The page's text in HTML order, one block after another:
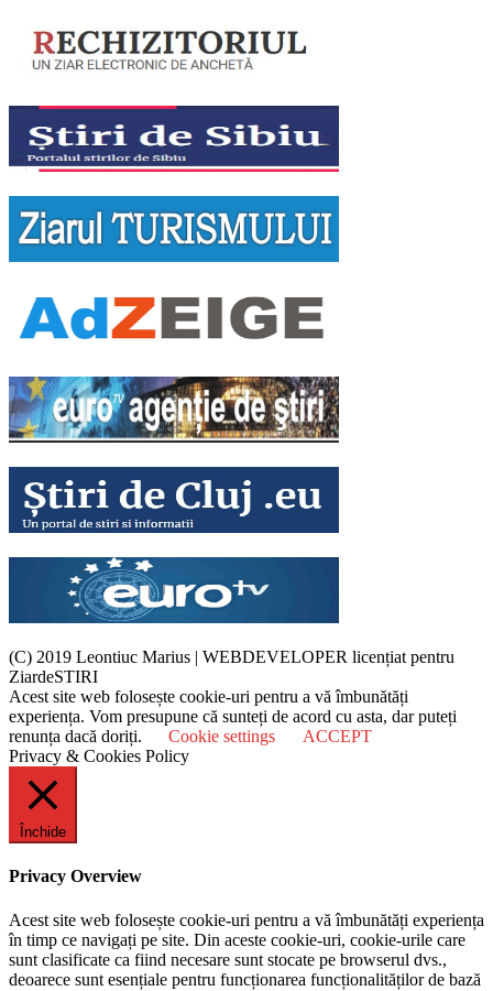
(C) 2019 Leontiuc Marius | WEBDEVELOPER licențiat pentru
ZiardeSTIRI
Acest site web folosește cookie-uri pentru a vă îmbunătăți
experiența. Vom presupune că sunteți de acord cu asta, dar puteți
renunța dacă doriți.
Cookie settings
ACCEPT
Privacy & Cookies Policy
Închide
Privacy Overview
Acest site web folosește cookie-uri pentru a vă îmbunătăți experiența
în timp ce navigați pe site. Din aceste cookie-uri, cookie-urile care
sunt clasificate ca fiind necesare sunt stocate pe browserul dvs.,
deoarece sunt esențiale pentru funcționarea funcționalităților de bază